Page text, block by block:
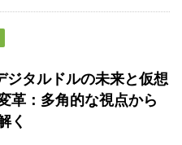
ジタルドルの未来と仮想
革：多角的な視点から
く